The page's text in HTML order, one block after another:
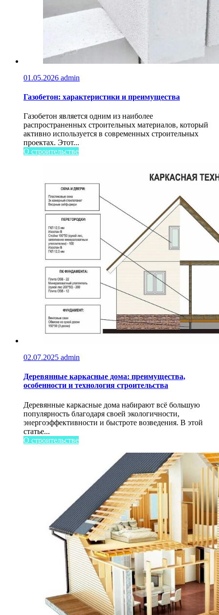
01.05.2026 admin
Газобетон: характеристики и преимущества
Газобетон является одним из наиболее
распространенных строительных материалов, который
активно используется в современных строительных
проектах. Этот...
О строительстве
02.07.2025 admin
Деревянные каркасные дома: преимущества,
особенности и технология строительства
Деревянные каркасные дома набирают всё большую
популярность благодаря своей экологичности,
энергоэффективности и быстроте возведения. В этой
статье...
О строительстве